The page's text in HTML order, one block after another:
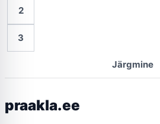
2
3
Järgmine
praakla.ee